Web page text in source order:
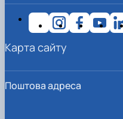
Поштова адреса
Карта сайту